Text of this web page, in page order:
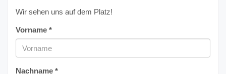
Wir sehen uns auf dem Platz!
Vorname *
Nachname *